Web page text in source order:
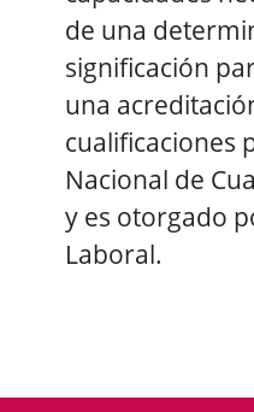
de una
significación
una
cualificaciones
Nacional de
y es otorgado
Laboral.